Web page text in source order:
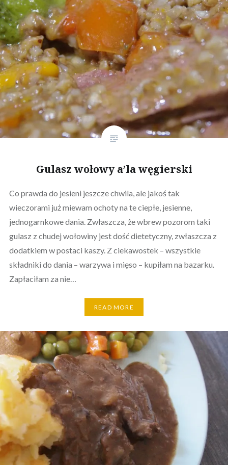
Gulasz wołowy a’la węgierski
Co prawda do jesieni jeszcze chwila, ale jakoś tak
wieczorami już miewam ochoty na te ciepłe, jesienne,
jednogarnkowe dania. Zwłaszcza, że wbrew pozorom taki
gulasz z chudej wołowiny jest dość dietetyczny, zwłaszcza z
dodatkiem w postaci kaszy. Z ciekawostek – wszystkie
składniki do dania – warzywa i mięso – kupiłam na bazarku.
Zapłaciłam za nie…
READ MORE